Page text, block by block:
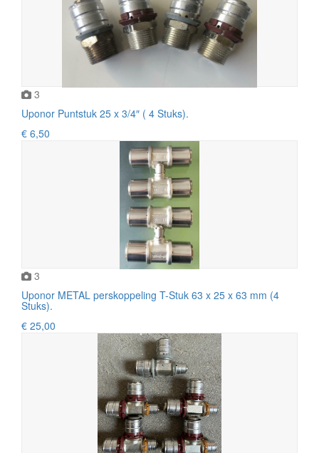
3
Uponor Puntstuk 25 x 3/4″ ( 4 Stuks).
€ 6,50
3
Uponor METAL perskoppeling T-Stuk 63 x 25 x 63 mm (4
Stuks).
€ 25,00